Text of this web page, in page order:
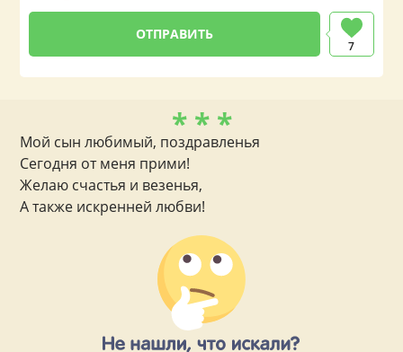
7
* * *
Мой сын любимый, поздравленья
Сегодня от меня прими!
Желаю счастья и везенья,
А также искренней любви!